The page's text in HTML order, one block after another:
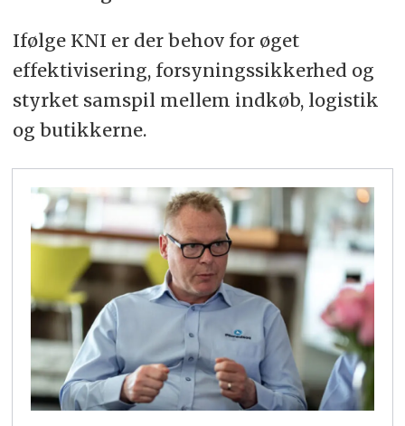
Ifølge KNI er der behov for øget
effektivisering, forsyningssikkerhed og
styrket samspil mellem indkøb, logistik
og butikkerne.